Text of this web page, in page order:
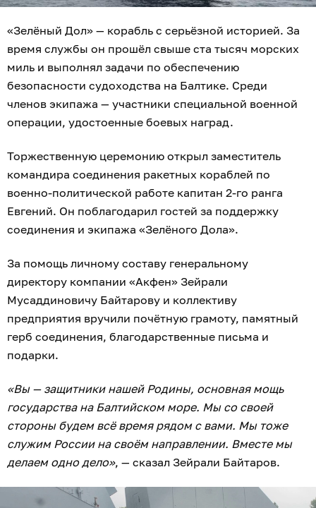
«Зелёный Дол» — корабль с серьёзной историей. За
время службы он прошёл свыше ста тысяч морских
миль и выполнял задачи по обеспечению
безопасности судоходства на Балтике. Среди
членов экипажа — участники специальной военной
операции, удостоенные боевых наград.
Торжественную церемонию открыл заместитель
командира соединения ракетных кораблей по
военно-политической работе капитан 2-го ранга
Евгений. Он поблагодарил гостей за поддержку
соединения и экипажа «Зелёного Дола».
За помощь личному составу генеральному
директору компании «Акфен» Зейрали
Мусаддиновичу Байтарову и коллективу
предприятия вручили почётную грамоту, памятный
герб соединения, благодарственные письма и
подарки.
«Вы — защитники нашей Родины, основная мощь
государства на Балтийском море. Мы со своей
стороны будем всё время рядом с вами. Мы тоже
служим России на своём направлении. Вместе мы
делаем одно дело», — сказал Зейрали Байтаров.